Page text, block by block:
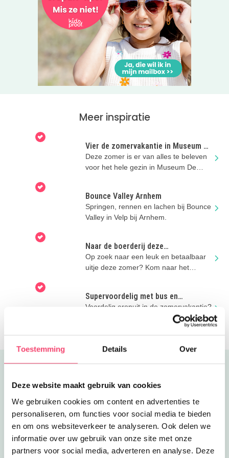
Toestemming Details Over
Deze website maakt gebruik van cookies
We gebruiken cookies om content en advertenties te
personaliseren, om functies voor social media te bieden
en om ons websiteverkeer te analyseren. Ook delen we
informatie over uw gebruik van onze site met onze
partners voor social media, adverteren en analyse. Deze
leukste tips voor ouders en kids!
Meer inspiratie
Vier de zomervakantie in Museum De
Bastei
Deze zomer is er van alles te beleven
voor het hele gezin in Museum De
Bounce Valley Arnhem
Springen, rennen en lachen bij Bounce
Valley in Velp bij Arnhem.
Naar de boerderij deze
zomervakantie!
Op zoek naar een leuk en betaalbaar
uitje deze zomer? Kom naar het
Supervoordelig met bus en
regionale trein
Voordelig eropuit in de zomervakantie?
Beter pak je de bus of trein met hoge